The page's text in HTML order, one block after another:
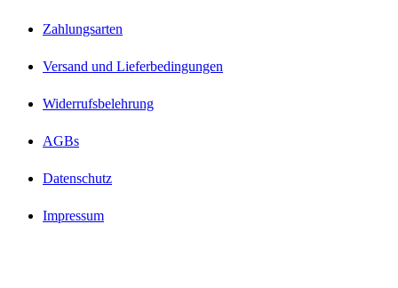
Zahlungsarten
Versand und Lieferbedingungen
Widerrufsbelehrung
AGBs
Datenschutz
Impressum